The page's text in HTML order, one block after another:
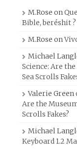
M.Rose on
Bible, beréshit ?
M.Rose on
Michael
Science: Are
Sea Scrolls
Valerie Green
Are the
Scrolls Fakes?
Michael
Keyboard 1.2